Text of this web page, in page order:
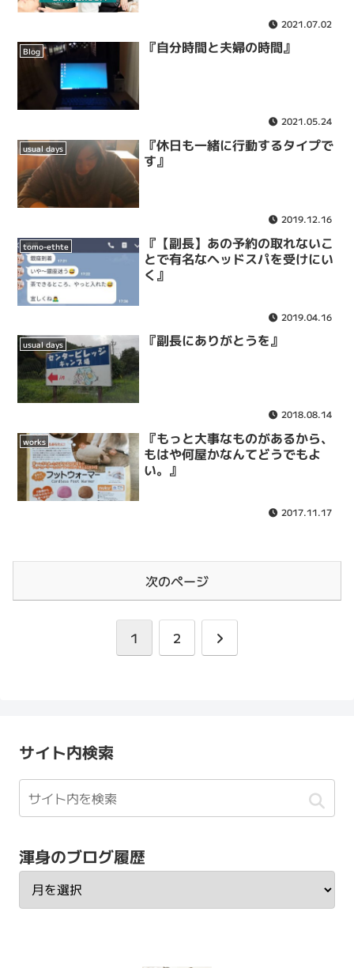
2021.07.02
Blog 『自分時間と夫婦の時間』
2021.05.24
usual days
『休日も一緒に行動するタイプで
す』
2019.12.16
tomo-ethte
『【副長】あの予約の取れないこ
とで有名なヘッドスパを受けにい
く』
2019.04.16
usual days 『副長にありがとうを』
2018.08.14
works
『もっと大事なものがあるから、
もはや何屋かなんてどうでもよ
い。』
2017.11.17
次のページ
1 2
次
サイト内検索
渾身のブログ履歴